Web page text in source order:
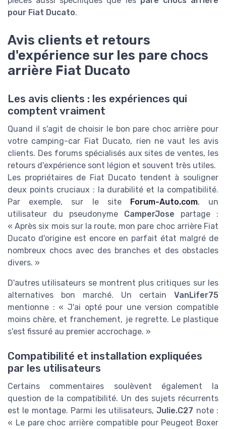
pour Fiat Ducato.
Avis clients et retours
d'expérience sur les pare chocs
arrière Fiat Ducato
Les avis clients : les expériences qui
comptent vraiment
Quand il s'agit de choisir le bon pare choc arrière pour
votre camping-car Fiat Ducato, rien ne vaut les avis
clients. Des forums spécialisés aux sites de ventes, les
retours d'expérience sont légion et souvent très utiles.
Les propriétaires de Fiat Ducato tendent à souligner
deux points cruciaux : la durabilité et la compatibilité.
Par exemple, sur le site Forum-Auto.com, un
utilisateur du pseudonyme CamperJose partage :
« Après six mois sur la route, mon pare choc arrière Fiat
Ducato d'origine est encore en parfait état malgré de
nombreux chocs avec des branches et des obstacles
divers. »
D'autres utilisateurs se montrent plus critiques sur les
alternatives bon marché. Un certain VanLifer75
mentionne : « J'ai opté pour une version compatible
moins chère, et franchement, je regrette. Le plastique
s'est fissuré au premier accrochage. »
Compatibilité et installation expliquées
par les utilisateurs
Certains commentaires soulèvent également la
question de la compatibilité. Un des sujets récurrents
est le montage. Parmi les utilisateurs,Julie.C27 note :
« Le pare choc arrière compatible pour Peugeot Boxer